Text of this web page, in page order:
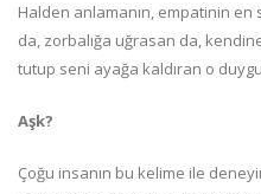
Halden anlamanın, empatinin
da, zorbalığa uğrasan da,
tutup seni ayağa kaldıran o
Aşk?
Çoğu insanın bu kelime ile